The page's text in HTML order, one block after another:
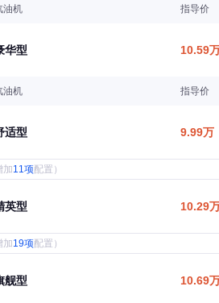
油机 指导价
华型 10.59
油机 指导价
适型 9.99万
加11项配置）
英型 10.29
加19项配置）
舰型 10.69